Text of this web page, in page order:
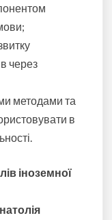
через
методами та
в
іноземної